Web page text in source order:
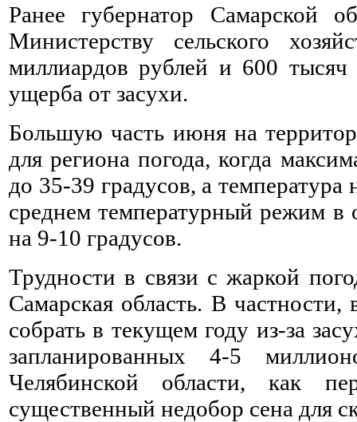
Ранее губернатор Самарской
Министерству сельского
миллиардов рублей и 600 тысяч
ущерба от засухи.
Большую часть июня на
для региона погода, когда
до 35-39 градусов, а
среднем температурный режим
на 9-10 градусов.
Трудности в связи с жаркой
Самарская область. В
собрать в текущем году из-за
запланированных 4-5
Челябинской области, как
существенный недобор сена для